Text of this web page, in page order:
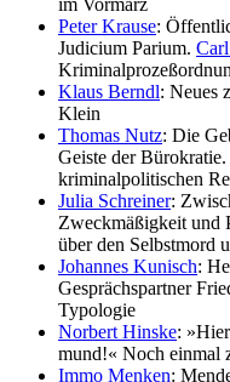
Peter Krause:
Judicium Parium.
Klaus Berndl: Neues
Klein
Thomas Nutz: Die
Geiste der
kriminalpolitischen
Julia Schreiner:
Zweckmäßigkeit und
über den Selbstmord
Johannes Kunisch:
Gesprächspartner
Typologie
Norbert Hinske:
mund!« Noch einmal
Immo Menken: